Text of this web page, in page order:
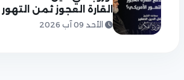
القارة العجوز ثمن
الأحد 09 آب 2026